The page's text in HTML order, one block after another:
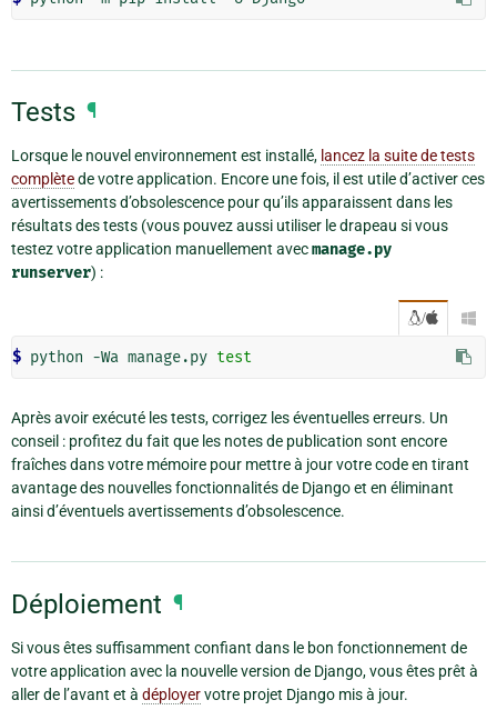
Tests ¶
Lorsque le nouvel environnement est installé, lancez la suite de tests
complètede votre application. Encore une fois, il est utile d’activer ces
avertissements d’obsolescence pour qu’ils apparaissent dans les
résultats des tests (vous pouvez aussi utiliser le drapeau si vous
testez votre application manuellement avecmanage.py
runserver) :
/ 
$ python -Wa manage.py test
Après avoir exécuté les tests, corrigez les éventuelles erreurs. Un
conseil : profitez du fait que les notes de publication sont encore
fraîches dans votre mémoire pour mettre à jour votre code en tirant
avantage des nouvelles fonctionnalités de Django et en éliminant
ainsi d’éventuels avertissements d’obsolescence.
Déploiement ¶
Si vous êtes suffisamment confiant dans le bon fonctionnement de
votre application avec la nouvelle version de Django, vous êtes prêt à
aller de l’avant et à déployervotre projet Django mis à jour.